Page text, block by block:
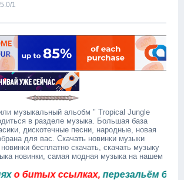
5.0/1
музыкальный альобм " Tropical Jungle
в разделе музыка. Большая база
дискотечные песни, народные, новая
для вас. Скачать новинки музыки
бесплатно скачать, скачать музыку
новинки, самая модная музыка на нашем
ссылках,перезальём быстро.